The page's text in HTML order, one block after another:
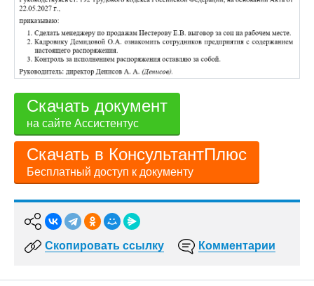
Скачать документ
на сайте Ассистентус
Скачать в КонсультантПлюс
Бесплатный доступ к документу
Скопировать ссылку Комментарии